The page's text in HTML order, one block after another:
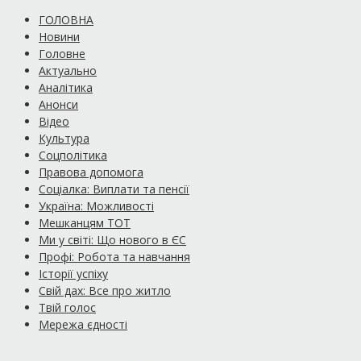
ГОЛОВНА
Новини
Головне
Актуально
Аналітика
Анонси
Відео
Культура
Соцполітика
Правова допомога
Соціалка: Виплати та пенсії
Україна: Можливості
Мешканцям ТОТ
Ми у світі: Що нового в ЄС
Профі: Робота та навчання
Історії успіху
Свій дах: Все про житло
Твій голос
Мережа єдності